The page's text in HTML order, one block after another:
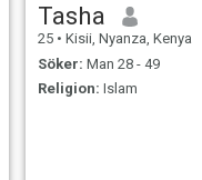
Tasha
25 • Kisii, Nyanza, Kenya
Söker: Man 28 - 49
Religion: Islam